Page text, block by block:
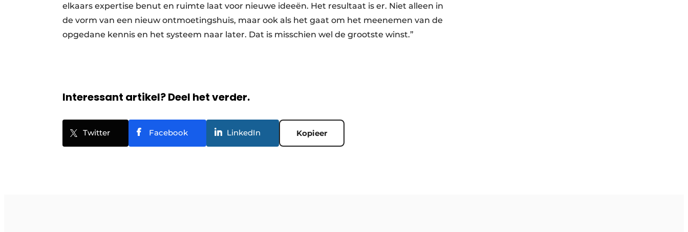
elkaars expertise benut en ruimte laat voor nieuwe ideeën. Het resultaat is er. Niet alleen in
de vorm van een nieuw ontmoetingshuis, maar ook als het gaat om het meenemen van de
opgedane kennis en het systeem naar later. Dat is misschien wel de grootste winst.”
Interessant artikel? Deel het verder.
Twitter Facebook LinkedIn Kopieer